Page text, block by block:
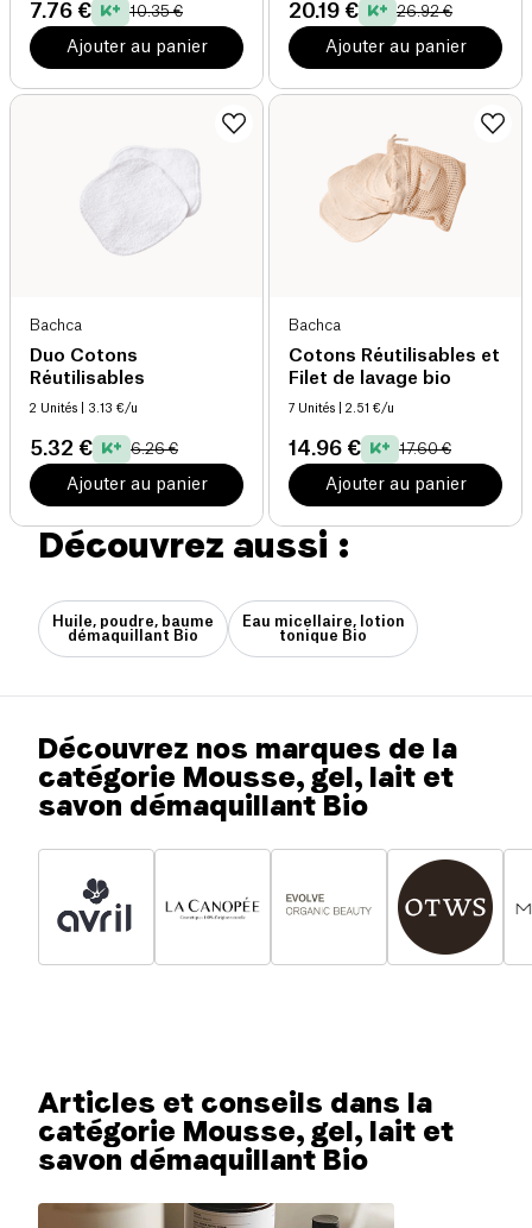
7.76 € 10.35 €
Ajouter au panier
20.19 € 26.92 €
Ajouter au panier
Bachca
Duo Cotons
Réutilisables
2 Unités | 3.13 €/u
5.32 € 6.26 €
Ajouter au panier
Bachca
Cotons Réutilisables et
Filet de lavage bio
7 Unités | 2.51 €/u
14.96 € 17.60 €
Ajouter au panier
Découvrez aussi :
Huile, poudre, baume
démaquillant Bio
Eau micellaire, lotion
tonique Bio
Découvrez nos marques de la
catégorie Mousse, gel, lait et
savon démaquillant Bio
Articles et conseils dans la
catégorie Mousse, gel, lait et
savon démaquillant Bio